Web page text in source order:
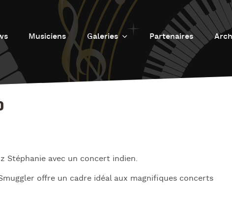
Musiciens Galeries
Galerie photos
Galerie Vidéos
Partenaires
Stéphanie avec un concert indien.
offre un cadre idéal aux magnifiques concerts